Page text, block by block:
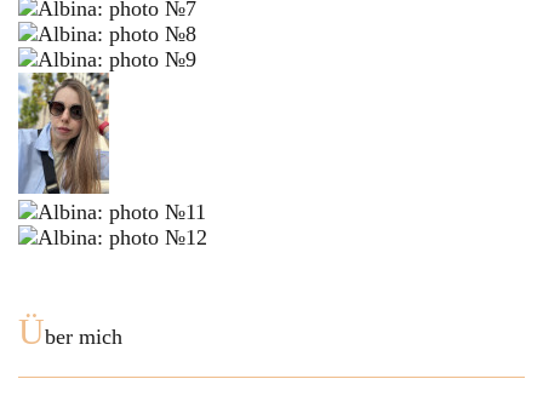
Über mich